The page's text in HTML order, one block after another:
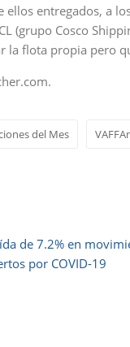
ellos entregados, a
(grupo Cosco
la flota propia pero
del Mes
de 7.2% en
por COVID-19